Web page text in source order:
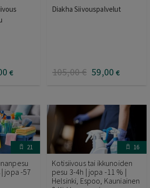
€
Diakha Siivouspalvelut
105,00€ 59,00 €
21
jopa -57
16
Kotisiivous tai ikkunoiden
pesu 3-4h | jopa -11 % |
Helsinki, Espoo, Kauniainen